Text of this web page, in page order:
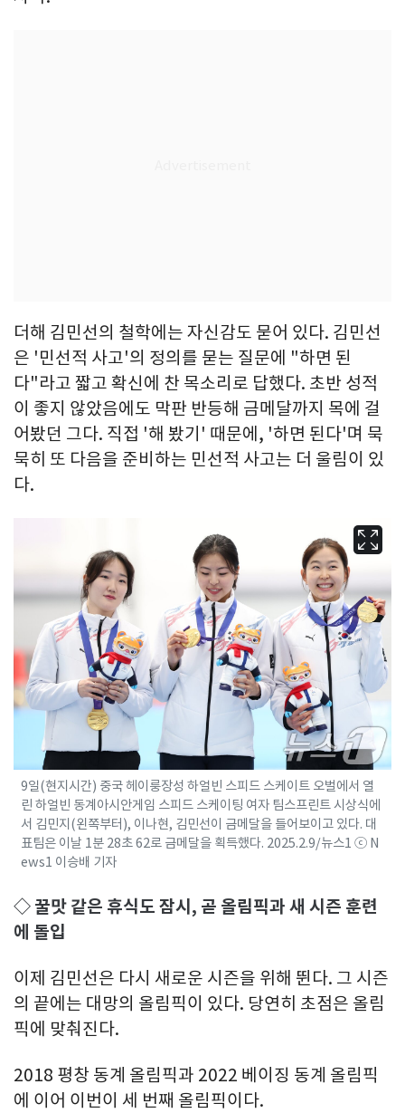
더해 김민선의 철학에는 자신감도 묻어 있다. 김민선
은 '민선적 사고'의 정의를 묻는 질문에 "하면 된
다"라고 짧고 확신에 찬 목소리로 답했다. 초반 성적
이 좋지 않았음에도 막판 반등해 금메달까지 목에 걸
어봤던 그다. 직접 '해 봤기' 때문에, '하면 된다'며 묵
묵히 또 다음을 준비하는 민선적 사고는 더 울림이 있
다.
9일(현지시간) 중국 헤이룽장성 하얼빈 스피드 스케이트 오벌에서 열
린 하얼빈 동계아시안게임 스피드 스케이팅 여자 팀스프린트 시상식에
서 김민지(왼쪽부터), 이나현, 김민선이 금메달을 들어보이고 있다. 대
표팀은 이날 1분 28초 62로 금메달을 획득했다. 2025.2.9/뉴스1 ⓒ N
ews1 이승배 기자
◇ 꿀맛 같은 휴식도 잠시, 곧 올림픽과 새 시즌 훈련
에 돌입
이제 김민선은 다시 새로운 시즌을 위해 뛴다. 그 시즌
의 끝에는 대망의 올림픽이 있다. 당연히 초점은 올림
픽에 맞춰진다.
2018 평창 동계 올림픽과 2022 베이징 동계 올림픽
에 이어 이번이 세 번째 올림픽이다.